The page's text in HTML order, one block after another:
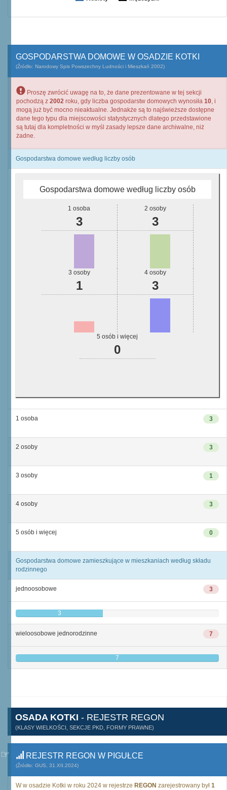
GOSPODARSTWA DOMOWE W OSADZIE KOTKI
(Źródło: Narodowy Spis Powszechny Ludności i Mieszkań 2002)
Proszę zwrócić uwagę na to, że dane prezentowane w tej sekcji
pochodzą z 2002 roku, gdy liczba gospodarstw domowych wynosiła 10, i
mogą już być mocno nieaktualne. Jednakże są to najświeższe dostępne
dane tego typu dla miejscowości statystycznych dlatego przedstawione
są tutaj dla kompletności w myśl zasady lepsze dane archiwalne, niż
żadne.
Gospodarstwa domowe według liczby osób
Gospodarstwa domowe według liczby osób
1 osoba
3
2 osoby
3
3 osoby
1
4 osoby
3
5 osób i więcej
0
3
1 osoba
3
2 osoby
1
3 osoby
3
4 osoby
0
5 osób i więcej
Gospodarstwa domowe zamieszkujące w mieszkaniach według składu
rodzinnego
3
jednoosobowe
3
7
wieloosobowe jednorodzinne
7
OSADA KOTKI - REJESTR REGON
(KLASY WIELKOŚCI, SEKCJE PKD, FORMY PRAWNE)
REJESTR REGON W PIGUŁCE
(Źródło: GUS, 31.XII.2024)
W w osadzie Kotki w roku 2024 w rejestrze REGON zarejestrowany był 1